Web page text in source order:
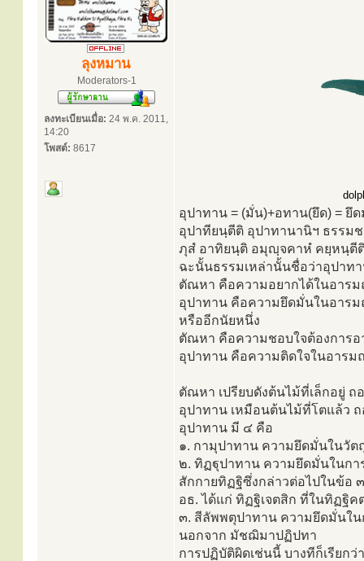
ลุงหมาน
Moderators-1
ลงทะเบียนเมื่อ: 24 พ.ค. 2011,
14:20
โพสต์: 8617
อุปาทาน = (มั่น)+อทาน(ยึด) = ยึ
อุปาทียนฺตีติ อุปาทานานิฯ ธรรม
ภุสํ อาทิยนฺติ อมุญฺจคาหํ คยฺหนฺตีติ
ฉะนั้นธรรมเหล่านั้นชื่อว่าอุปาท
ตัณหา คือความอยากได้ในอาร
อุปาทาน คือความยึดมั่นในอาร
หรืออีกนัยหนึ่ง
ตัณหา คือความชอบใจต้องการ
อุปาทาน คือความติดใจในอาร
ตัณหา เปรียบดังต้นไม้ที่เล็กอยู่ ถ
อุปาทาน เหมือนต้นไม้ที่โตแล้ว ถ
อุปาทาน มี ๔ คือ
๑. กามุปาทาน ความยึดมั่นในวัต
๒. ทิฏฐุปาทาน ความยึดมั่นในก
สักกายทิฏฐิซึ่งกล่าวต่อไปในข้อ
อธ. ได้แก่ ทิฏฐิเจตสิก ที่ในทิฏฐิ
๓. สีลัพพตุปาทาน ความยึดมั่นใน
นอกจาก มัชฌิมาปฏิปทา
การปฏิบัติผิดเช่นนี้ บางทีก็เรียก